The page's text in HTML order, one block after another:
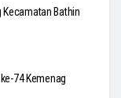
Bathin
74 Kemenag